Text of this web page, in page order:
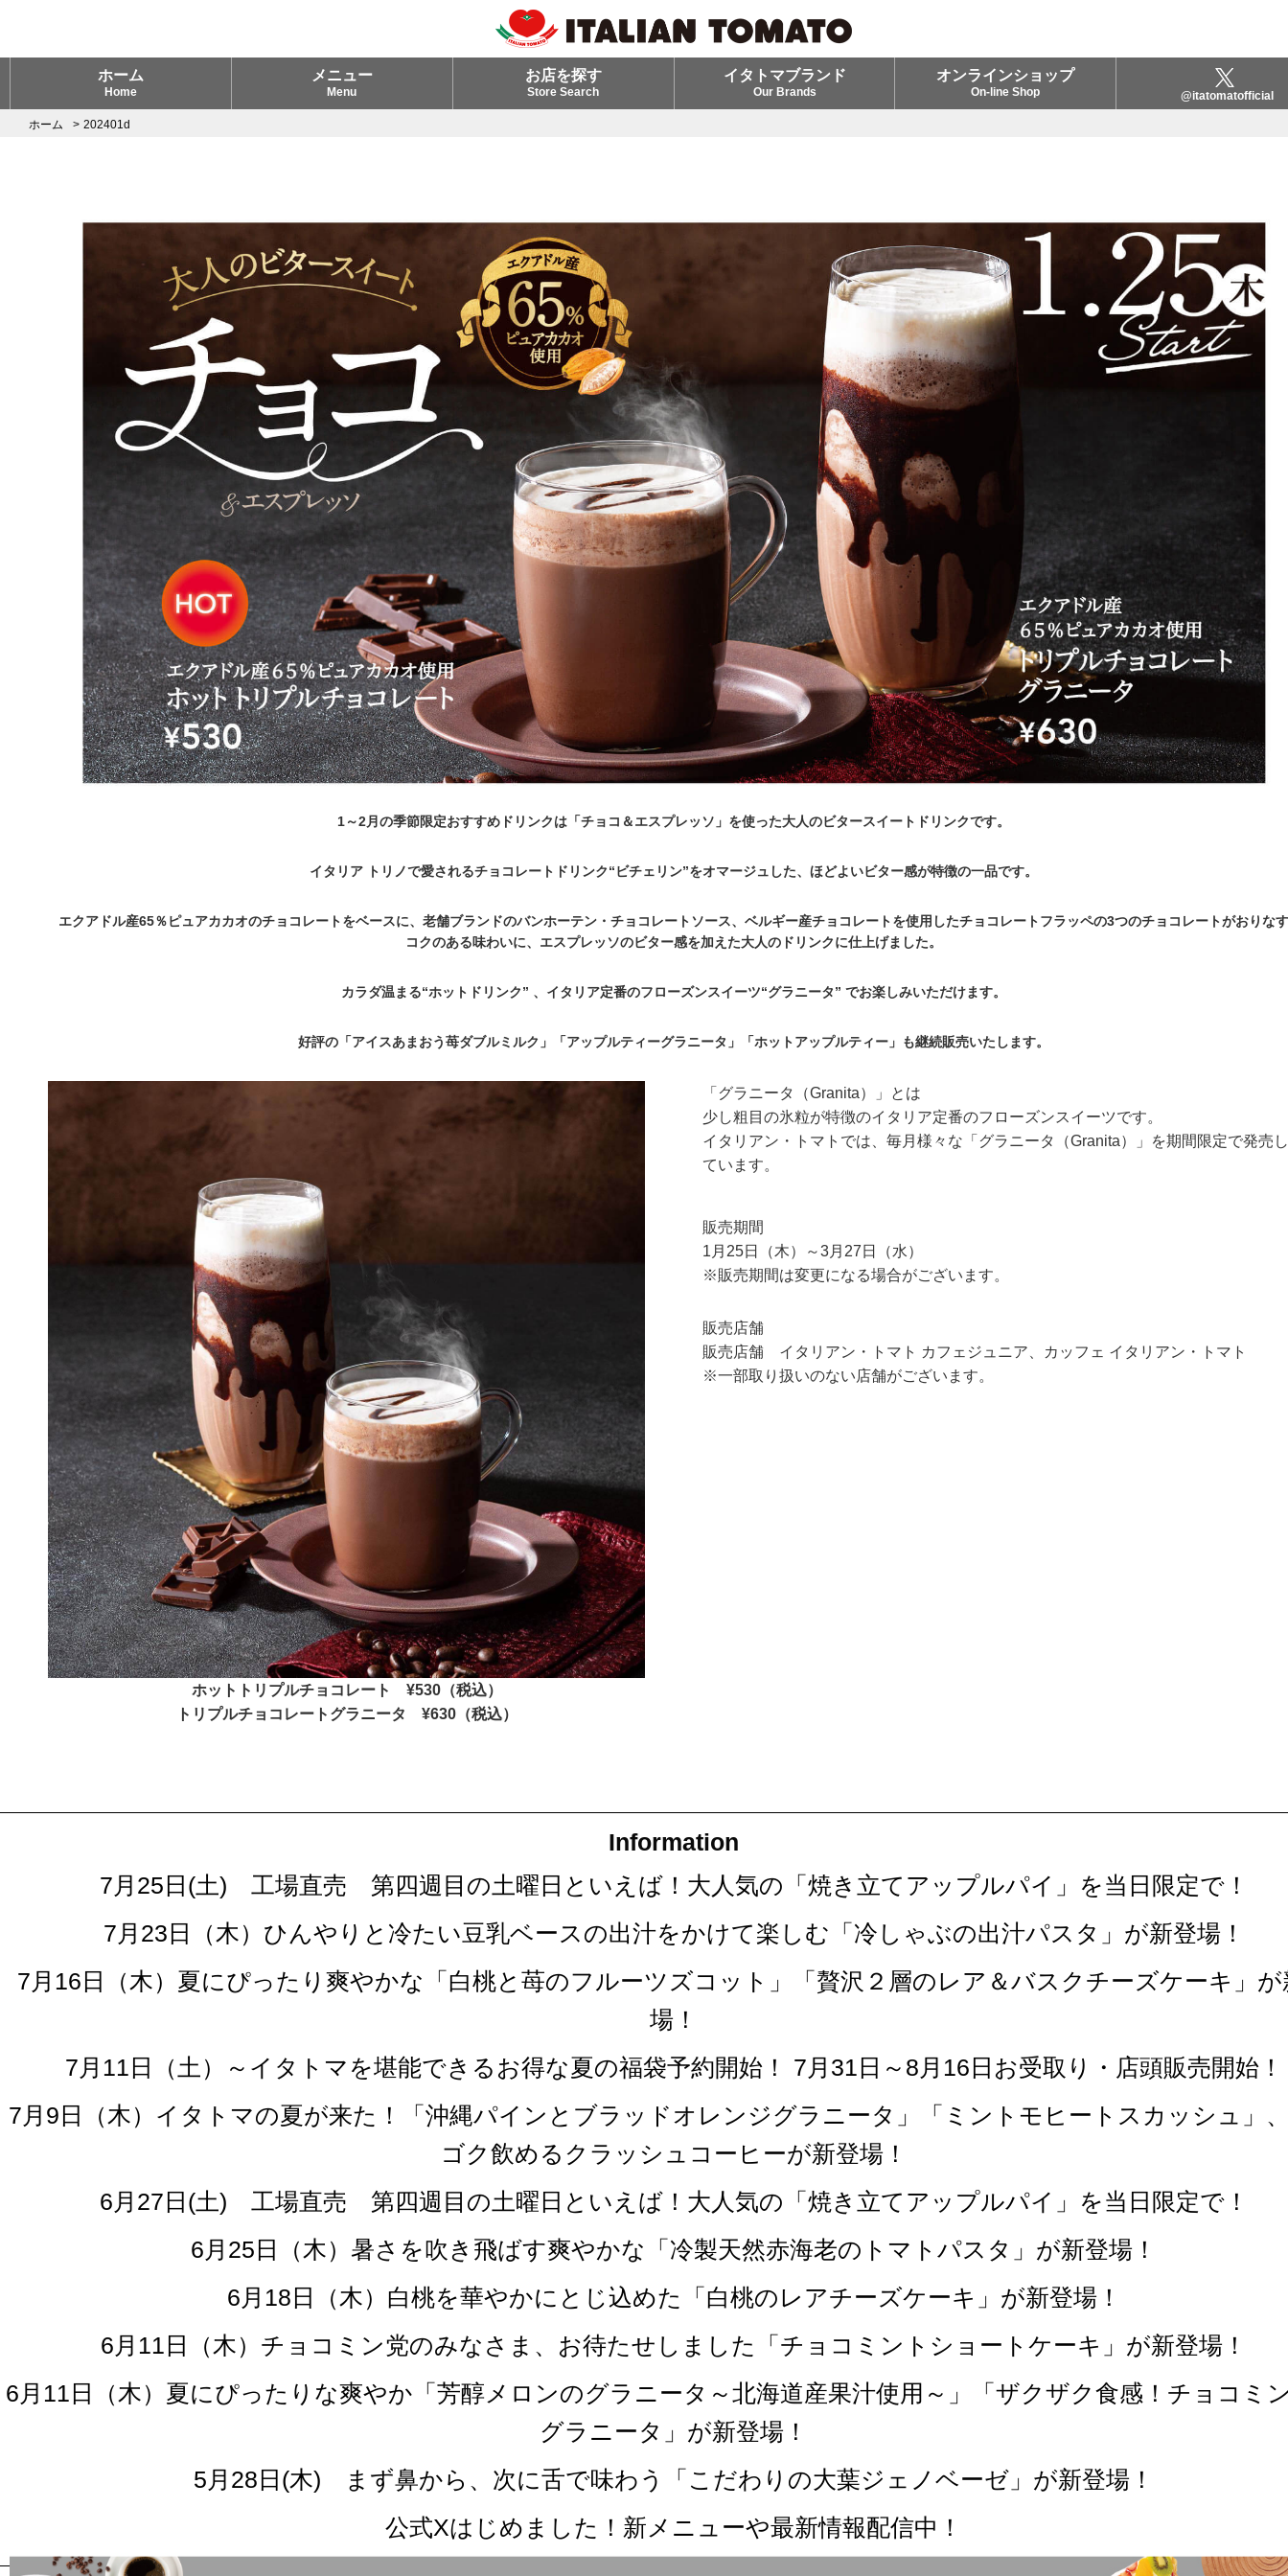
ホーム
Home
メニュー
Menu
お店を探す
Store Search
イタトマブランド
Our Brands
オンラインショップ
On-line Shop @itatomatofficial
ホーム 202401d
1～2月の季節限定おすすめドリンクは「チョコ＆エスプレッソ」を使った大人のビタースイートドリンクです。
イタリア トリノで愛されるチョコレートドリンク“ビチェリン”をオマージュした、ほどよいビター感が特徴の一品です。
エクアドル産65％ピュアカカオのチョコレートをベースに、老舗ブランドのバンホーテン・チョコレートソース、ベルギー産チョコレートを使用したチョコレートフラッペの3つのチョコレートがおりなす
コクのある味わいに、エスプレッソのビター感を加えた大人のドリンクに仕上げました。
カラダ温まる“ホットドリンク” 、イタリア定番のフローズンスイーツ“グラニータ” でお楽しみいただけます。
好評の「アイスあまおう苺ダブルミルク」「アップルティーグラニータ」「ホットアップルティー」も継続販売いたします。
ホットトリプルチョコレート ¥530（税込）
トリプルチョコレートグラニータ ¥630（税込）
「グラニータ（Granita）」とは
少し粗目の氷粒が特徴のイタリア定番のフローズンスイーツです。
イタリアン・トマトでは、毎月様々な「グラニータ（Granita）」を期間限定で発売し
ています。
販売期間
1月25日（木）～3月27日（水）
※販売期間は変更になる場合がございます。
販売店舗
販売店舗 イタリアン・トマト カフェジュニア、カッフェ イタリアン・トマト
※一部取り扱いのない店舗がございます。
Information
7月25日(土) 工場直売 第四週目の土曜日といえば！大人気の「焼き立てアップルパイ」を当日限定で！
7月23日（木）ひんやりと冷たい豆乳ベースの出汁をかけて楽しむ「冷しゃぶの出汁パスタ」が新登場！
7月16日（木）夏にぴったり爽やかな「白桃と苺のフルーツズコット」「贅沢２層のレア＆バスクチーズケーキ」が
場！
7月11日（土）～イタトマを堪能できるお得な夏の福袋予約開始！ 7月31日～8月16日お受取り・店頭販売開始！
7月9日（木）イタトマの夏が来た！「沖縄パインとブラッドオレンジグラニータ」「ミントモヒートスカッシュ」
ゴク飲めるクラッシュコーヒーが新登場！
6月27日(土) 工場直売 第四週目の土曜日といえば！大人気の「焼き立てアップルパイ」を当日限定で！
6月25日（木）暑さを吹き飛ばす爽やかな「冷製天然赤海老のトマトパスタ」が新登場！
6月18日（木）白桃を華やかにとじ込めた「白桃のレアチーズケーキ」が新登場！
6月11日（木）チョコミン党のみなさま、お待たせしました「チョコミントショートケーキ」が新登場！
6月11日（木）夏にぴったりな爽やか「芳醇メロンのグラニータ～北海道産果汁使用～」「ザクザク食感！チョコミ
グラニータ」が新登場！
5月28日(木) まず鼻から、次に舌で味わう「こだわりの大葉ジェノベーゼ」が新登場！
公式Xはじめました！新メニューや最新情報配信中！